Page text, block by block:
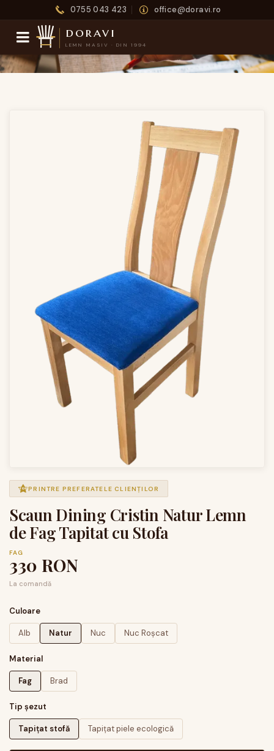
0755 043 423 office@doravi.ro
doravi
LEMN MASIV · DIN 1994
PRINTRE PREFERATELE CLIENȚILOR
Scaun Dining Cristin Natur Lemn
de Fag Tapitat cu Stofa
FAG
330 RON
La comandă
Culoare
Alb Natur Nuc Nuc Roșcat
Material
Fag Brad
Tip șezut
Tapițat stofă Tapițat piele ecologică